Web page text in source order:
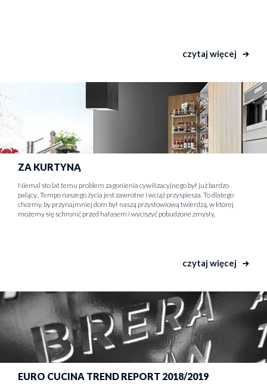
czytaj więcej
ZA KURTYNĄ
Niemal sto lat temu problem zagonienia cywilizacyjnego był już bardzo
palący.. Tempo naszego życia jest zawrotne i wciąż przyspiesza. To dlatego
chcemy, by przynajmniej dom był naszą przysłowiową twierdzą, w której
możemy się schronić przed hałasem i wyciszyć pobudzone zmysły.
czytaj więcej
EURO CUCINA TREND REPORT 2018/2019